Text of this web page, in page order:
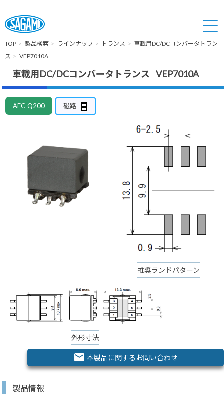
TOP 製品検索 ラインナップ トランス
車載用DC/DCコンバータトラン
ス
VEP7010A
車載用DC/DCコンバータトランス VEP7010A
AEC-Q200 磁路
推奨ランドパターン
外形寸法
email 本製品に関するお問い合わせ
製品情報